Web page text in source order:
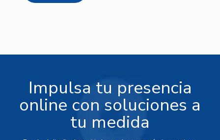
Impulsa tu presencia
online con soluciones a
tu medida